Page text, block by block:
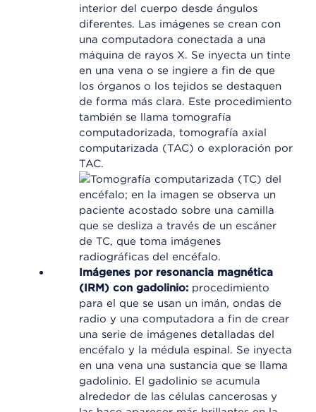
interior del cuerpo desde ángulos
diferentes. Las imágenes se crean con
una computadora conectada a una
máquina de rayos X. Se inyecta un tinte
en una vena o se ingiere a fin de que
los órganos o los tejidos se destaquen
de forma más clara. Este procedimiento
también se llama tomografía
computadorizada, tomografía axial
computarizada (TAC) o exploración por
TAC.
Imágenes por resonancia magnética
(IRM) con gadolinio: procedimiento
para el que se usan un imán, ondas de
radio y una computadora a fin de crear
una serie de imágenes detalladas del
encéfalo y la médula espinal. Se inyecta
en una vena una sustancia que se llama
gadolinio. El gadolinio se acumula
alrededor de las células cancerosas y